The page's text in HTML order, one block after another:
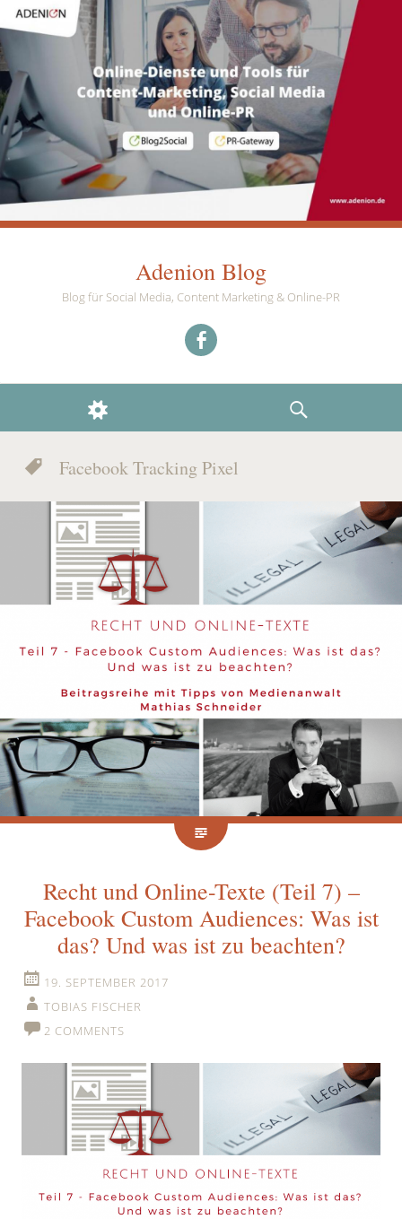
Adenion Blog
Blog für Social Media, Content Marketing & Online-PR
WIDGETS
SEARCH
Facebook Tracking Pixel
Recht und Online-Texte (Teil 7) –
Facebook Custom Audiences: Was ist
das? Und was ist zu beachten?
19. SEPTEMBER 2017
TOBIAS FISCHER
2 COMMENTS